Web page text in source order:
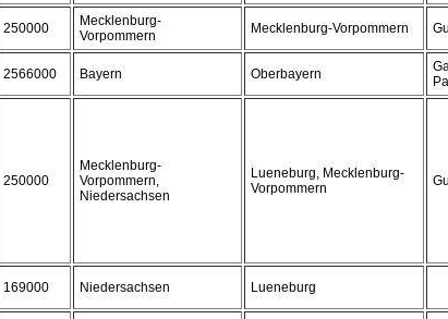
250000
Mecklenburg-
Vorpommern
Mecklenburg-Vorpommern
2566000 Bayern Oberbayern
250000
Mecklenburg-
Vorpommern,
Niedersachsen
Lueneburg, Mecklenburg-
Vorpommern
169000 Niedersachsen Lueneburg